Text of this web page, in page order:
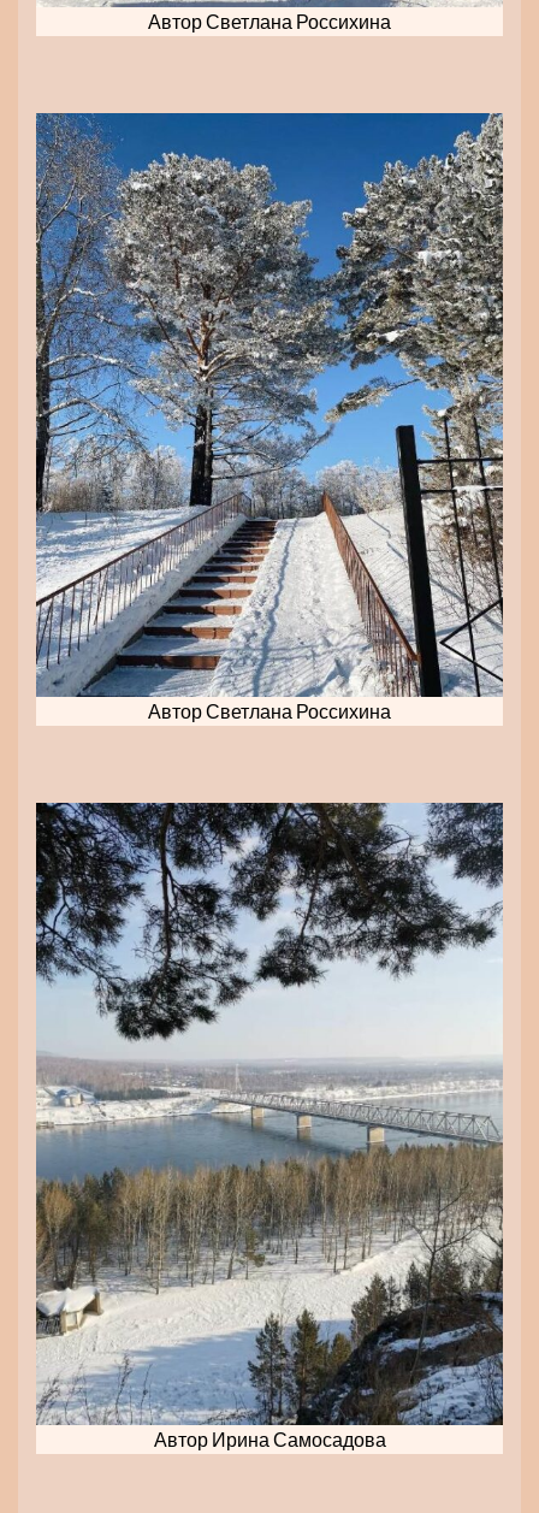
Автор Светлана Россихина
Автор Светлана Россихина
Автор Ирина Самосадова